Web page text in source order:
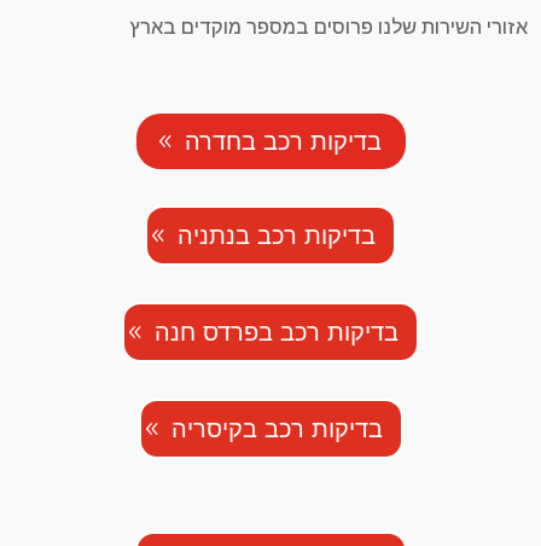
אזורי השירות שלנו פרוסים במספר מוקדים בארץ
בדיקות רכב בחדרה
בדיקות רכב בנתניה
בדיקות רכב בפרדס חנה
בדיקות רכב בקיסריה